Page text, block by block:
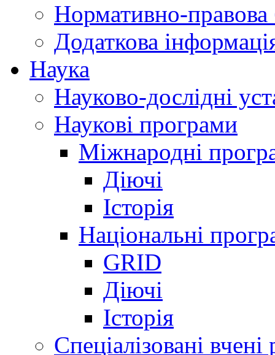
Нормативно-правова
Додаткова
Наука
Науково-дослідні
Наукові програми
Міжнародні
Діючі
Історія
Національні
GRID
Діючі
Історія
Спеціалізовані вчені